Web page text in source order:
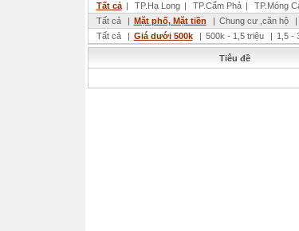
Tất cả | TP.Hạ Long | TP.Cẩm Phả | TP.Móng
Tất cả
| Mặt phố, Mặt tiền | Chung cư ,căn hộ |
Tất cả
| Giá dưới 500k | 500k - 1,5 triệu | 1,5 -
Tiêu đề